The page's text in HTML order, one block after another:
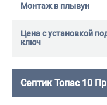
Септик Топас 10 Пр